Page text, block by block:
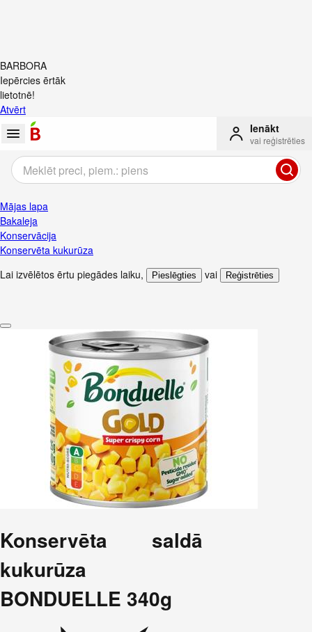
BARBORA
Iepērcies ērtāk
lietotnē!
Atvērt
Ienākt
vai reģistrēties
Mājas lapa
Bakaleja
Konservācija
Konservēta kukurūza
Lai izvēlētos ērtu piegādes laiku, Pieslēgties vai Reģistrēties
Konservēta saldā
kukurūza
BONDUELLE 340g